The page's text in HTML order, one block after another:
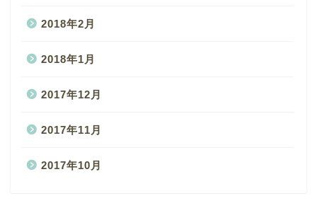
2018年2月
2018年1月
2017年12月
2017年11月
2017年10月